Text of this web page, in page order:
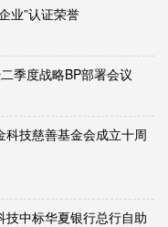
业”认证荣誉
季度战略BP部署会议
技慈善基金会成立十周
中标华夏银行总行自助